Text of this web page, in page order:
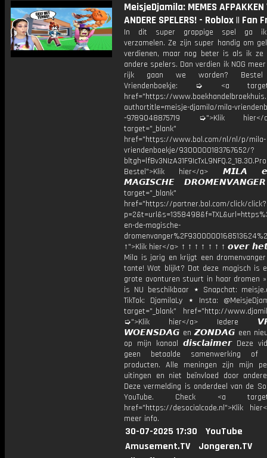
MeisjeDjamila: MEMES AFPAKKEN
ANDERE SPELERS! - Roblox || Fan
In dit super grappige spel ga ik
verzamelen. Ze zijn super handig om
verdienen, maar nog beter is als ik ze
andere spelers. Dan verdien ik NOG
rijk gaan we worden?
Vriendenboekje: ➭ <a
href="https://
authortitle=meisje-djamila/mila-
-9789048875719 ➭">Klik
target="_blank"
href="https://www.bol.com/nl/nl/p/mila-
vriendenboekje/9300000183767652/?
Bestel">Klik hier</a>
𝙈𝘼𝙂𝙄𝙎𝘾𝙃𝙀
target="_blank"
href="https://partner.bol.com/click/click?
en-de-magische-
↑">Klik hier</a> ↑ ↑ ↑ ↑ ↑ ↑ ↑ 𝙤𝙫𝙚𝙧
Mila is jarig en krijgt een
tante! Wat blijkt? Dat deze magisch is
grote avonturen stuurt in haar dromen
is NU beschikbaar ⋆ Snapchat:
TikTok: DjamilaLy ⋆ Insta:
target="_blank" href="http://
➭">Klik hier</a> Iedere
𝙒𝙊𝙀𝙉𝙎𝘿𝘼𝙂 en 𝙕𝙊𝙉𝘿𝘼𝙂 een
op mijn kanaal 𝙙𝙞𝙨𝙘𝙡𝙖𝙞𝙢𝙚𝙧 Deze
geen betaalde samenwerking of
producten. Alle meningen zijn mijn
uitingen en niet beïnvloed door
Deze vermelding is onderdeel van de
YouTube. Check <a
href="https://desocialcode.nl">Klik
meer info.
30-07-2025 17:30
YouTube
Amusement.TV
Jongeren.TV